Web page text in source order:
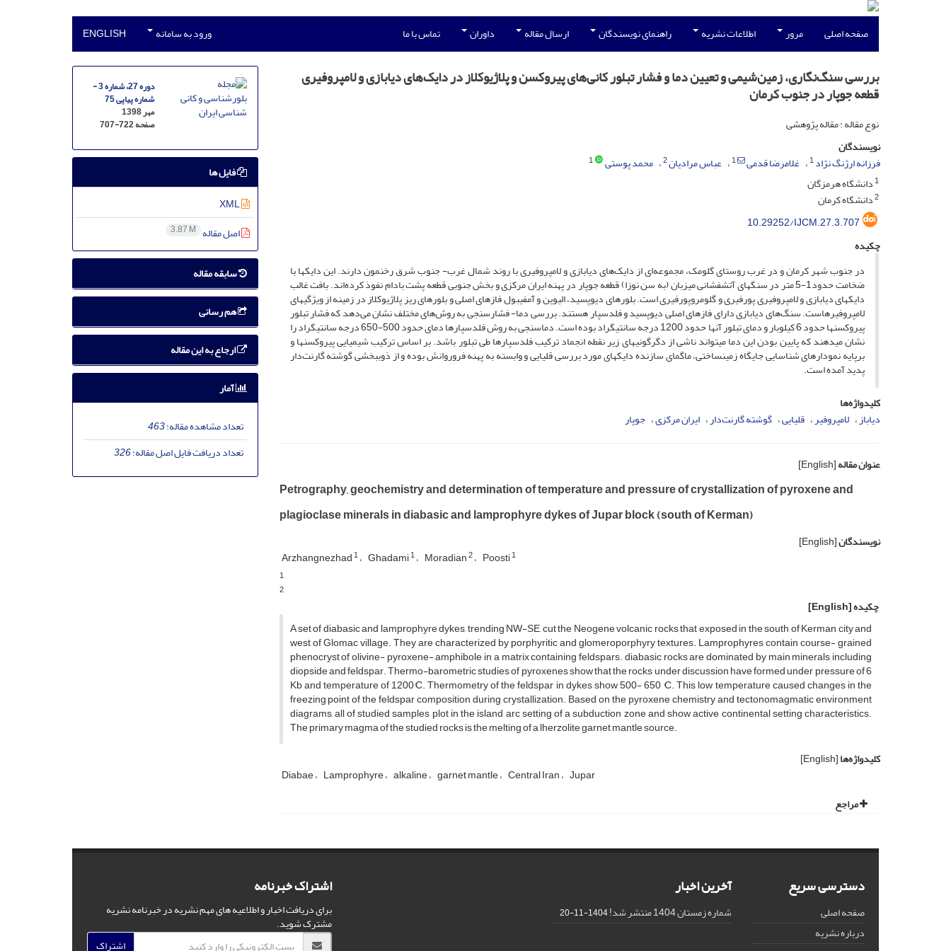
صفحه اصلی مرور اطلاعات نشریه راهنمای نویسندگان ارسال مقاله داوران تماس با ما ورود به سامانه ENGLISH
بررسی سنگ‌نگاری، زمین‌شیمی و تعیین دما و فشار تبلور کانی‌های پیروکسن و پلاژیوکلاز در دایک‌های دیابازی و لامپروفیری
قطعه جوپار در جنوب کرمان
نوع مقاله : مقاله پژوهشی
نویسندگان
فرزانه ارژنگ نژاد1 غلامرضا قدمی 1 عباس مرادیان2 محمد پوستی
1
1دانشگاه هرمزگان
2دانشگاه کرمان
10.29252/IJCM.27.3.707
چکیده
در جنوب شهر کرمان و در غرب روستای گلومک، مجموعه‌ای از دایک‌های دیابازی و لامپروفیری با روند شمال غرب- جنوب شرق رخنمون دارند. این دایک­ها با
ضخامت حدود1-5 متر در سنگ­های آتشفشانی میزبان (به سن نوزا) قطعه جوپار در پهنه ایران مرکزی و بخش جنوبی قطعه پشت بادام نفوذ کرده‌اند. بافت غالب
دایک­های دیابازی و لامپروفیری پورفیری و گلومروپورفیری است. بلورهای دیوپسید، الیوین و آمفیبول فازهای اصلی و بلورهای ریز پلاژیوکلاز در زمینه از ویژگی­های
لامپروفیرهاست. سنگ‌های دیابازی دارای فازهای اصلی دیوپسید و فلدسپار هستند. بررسی دما- فشارسنجی به روش‌های مختلف نشان می‌دهد که فشار تبلور
پیروکسن­ها حدود 6 کیلوبار و دمای تبلور آنها حدود 1200 درجه سانتیگراد بوده است. دماسنجی به روش فلدسپارها دمای حدود 500-650 درجه سانتیگراد را
نشان می­دهند که پایین بودن این دما می­تواند ناشی از دگرگونی­های زیر نقطه انجماد ترکیب فلدسپارها طی تبلور باشد. بر اساس ترکیب شیمیایی پیروکسن­ها و
برپایه نمودارهای شناسایی جایگاه زمین­ساختی، ماگمای سازنده دایک­های مورد بررسی قلیایی و وابسته به پهنه فروروانش بوده و از ذوب­بخشی گوشته گارنت‌دار
پدید آمده است.
کلیدواژه‌ها
دیاباز لامپروفیر قلیایی گوشته گارنت‌دار ایران مرکزی جوپار
عنوان مقاله[English]
Petrography, geochemistry and determination of temperature and pressure of crystallization of pyroxene and
plagioclase minerals in diabasic and lamprophyre dykes of Jupar block (south of Kerman)
نویسندگان[English]
Arzhangnezhad1 Ghadami1 Moradian2 Poosti1
1
2
چکیده[English]
A set of diabasic and lamprophyre dykes, trending NW-SE, cut the Neogene volcanic rocks that exposed in the south of Kerman city and
west of Glomac village. They are characterized by porphyritic and glomeroporphyry textures. Lamprophyres contain course- grained
phenocryst of olivine- pyroxene- amphibole in a matrix containing feldspars. diabasic rocks are dominated by main minerals including
diopside and feldspar. Thermo-barometric studies of pyroxenes show that the rocks under discussion have formed under pressure of 6
Kb and temperature of 1200°C. Thermometry of the feldspar in dykes show 500- 650 °C. This low temperature caused changes in the
freezing point of the feldspar composition during crystallization. Based on the pyroxene chemistry and tectonomagmatic environment
diagrams, all of studied samples plot in the island arc setting of a subduction zone and show active continental setting characteristics.
The primary magma of the studied rocks is the melting of a lherzolite garnet mantle source.
کلیدواژه‌ها[English]
Diabae Lamprophyre alkaline garnet mantle Central Iran Jupar
مراجع
دوره 27، شماره 3 -
شماره پیاپی 75
مهر 1398
صفحه707-722
فایل ها
XML
اصل مقاله 3.87 M
سابقه مقاله
هم رسانی
ارجاع به این مقاله
آمار
تعداد مشاهده مقاله:463
تعداد دریافت فایل اصل مقاله:326
دسترسی سریع
صفحه اصلی
درباره نشریه
آخرین اخبار
شماره زمستان 1404 منتشر شد! 1404-11-20
اشتراک خبرنامه
برای دریافت اخبار و اطلاعیه های مهم نشریه در خبرنامه نشریه
مشترک شوید.
اشتراک